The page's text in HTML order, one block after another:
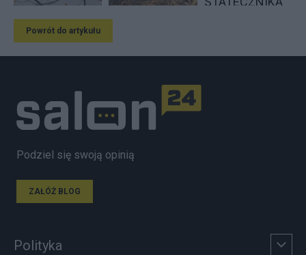
Powrót do artykułu
Podziel się swoją opinią
ZAŁÓŻ BLOG
Polityka